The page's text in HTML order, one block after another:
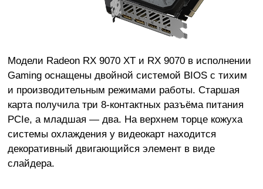
Модели Radeon RX 9070 XT и RX 9070 в исполнении
Gaming оснащены двойной системой BIOS с тихим
и производительным режимами работы. Старшая
карта получила три 8-контактных разъёма питания
PCIe, а младшая — два. На верхнем торце кожуха
системы охлаждения у видеокарт находится
декоративный двигающийся элемент в виде
слайдера.